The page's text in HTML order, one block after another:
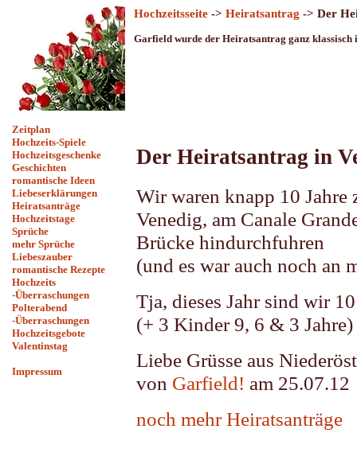
Zeitplan
Hochzeits-Spiele
Hochzeitsgeschenke
Geschichten
romantische Ideen
Liebeserklärungen
Heiratsanträge
Hochzeitstage
Sprüche
mehr Sprüche
Liebeszauber
romantische Rezepte
Hochzeits
-Überraschungen
Polterabend
-Überraschungen
Hochzeitsgebote
Valentinstag
Impressum
Hochzeitsseite -> Heiratsantrag -> Der
Garfield wurde der Heiratsantrag ganz klassisch
Der Heiratsantrag in
Wir waren knapp 10 Jahre
Venedig, am Canale
Brücke hindurchfuhren
(und es war auch noch an
Tja, dieses Jahr sind wir
(+ 3 Kinder 9, 6 & 3 Jahre)
Liebe Grüsse aus
von Garfield! am 25.07.12
noch mehr Heiratsanträge